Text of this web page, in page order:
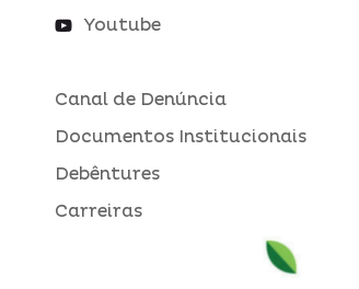
Youtube
Canal de Denúncia
Documentos Institucionais
Debêntures
Carreiras